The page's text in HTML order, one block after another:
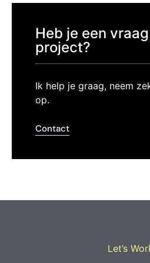
Heb je een
project?
Ik help je graag, neem
op.
Contact
Let’s